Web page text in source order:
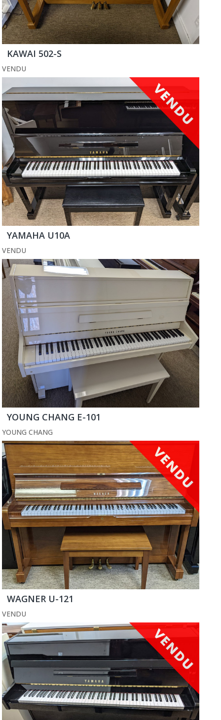
KAWAI 502-S
VENDU
YAMAHA U10A
VENDU
YOUNG CHANG E-101
YOUNG CHANG
WAGNER U-121
VENDU